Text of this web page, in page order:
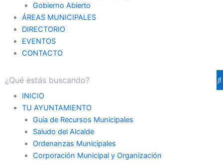
Gobierno Abierto
ÁREAS MUNICIPALES
DIRECTORIO
EVENTOS
CONTACTO
INICIO
TU AYUNTAMIENTO
Guía de Recursos Municipales
Saludo del Alcalde
Ordenanzas Municipales
Corporación Municipal y Organización